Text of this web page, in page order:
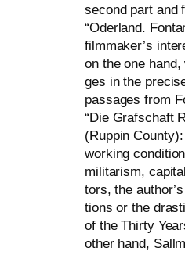
second part and
“Oderland.
filmmaker’s
on the one
ges in the
pas­sa­ges from
“Die Grafschaft
(Ruppin
working
mili­ta­rism,
tors, the
tions or the
of the Thirty
other hand,